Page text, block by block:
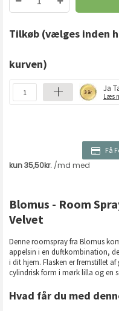
Tilkøb (vælges inden
kurven)
Ja
Læs
Få
Blomus - Room
Velvet
Denne roomspray fra Blomus
appelsin i en duftkombination,
i dit hjem. Flasken er fremstillet
cylindrisk form i mørk lilla og en
Hvad får du med